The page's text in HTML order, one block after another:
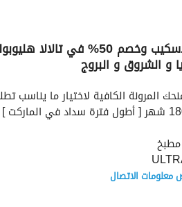
والأماكن القريبة
شقة دوبلكس ألترا سوبر لوكس بفيو لاندسكيب
و الشروق و البروج
الكافية لاختيار ما يناسب
معلومات الاتصال